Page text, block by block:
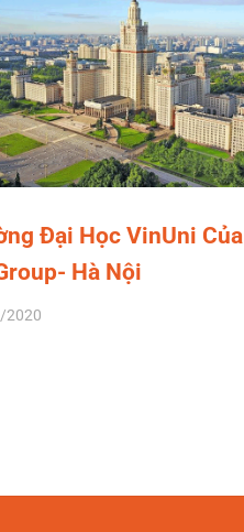
Đại Học VinUni Của
Hà Nội
2020